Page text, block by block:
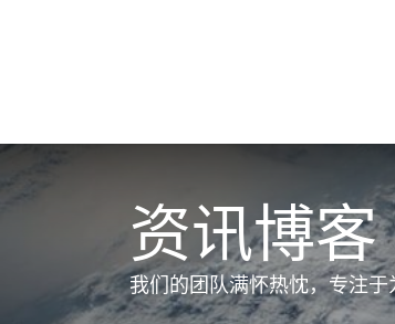
资讯博客
我们的团队满怀热忱，专注于